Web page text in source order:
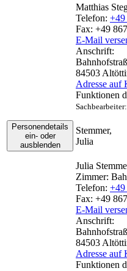
Matthias
Telefon: +49
Fax: +49
E-Mail
Anschrift:
84503
Adresse auf
Funktionen
Sachbearbeiter:
Personendetails
ein- oder
ausblenden
Stemmer,
Julia
Julia
Zimmer:
Telefon: +49
Fax: +49
E-Mail
Anschrift:
84503
Adresse auf
Funktionen